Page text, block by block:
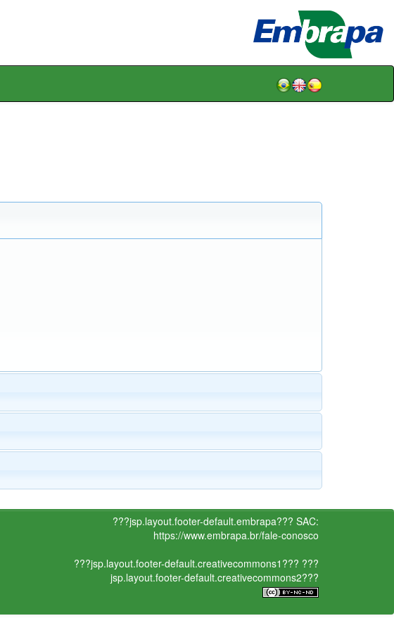
???jsp.layout.footer-default.embrapa??? SAC:
https://www.embrapa.br/fale-conosco
???jsp.layout.footer-default.creativecommons1??? ???
jsp.layout.footer-default.creativecommons2???